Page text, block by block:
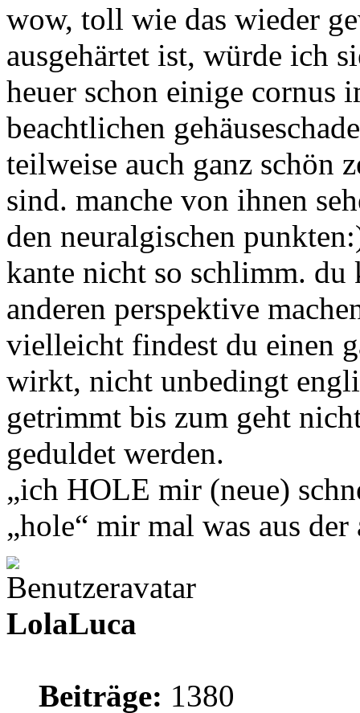
wow, toll wie das wieder
ausgehärtet ist, würde ich
heuer schon einige cornus
beachtlichen
teilweise auch ganz schön
sind. manche von ihnen
den neuralgischen
kante nicht so schlimm. du
anderen perspektive
vielleicht findest du einen
wirkt, nicht unbedingt
getrimmt bis zum geht
geduldet werden.
„ich HOLE mir (neue)
„hole“ mir mal was aus
LolaLuca
Beiträge: 1380